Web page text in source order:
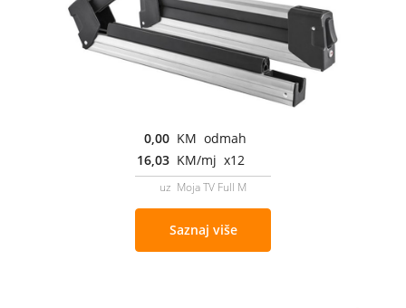
0,00 KM odmah
16,03 KM/mj x12
uz Moja TV Full M
Saznaj više